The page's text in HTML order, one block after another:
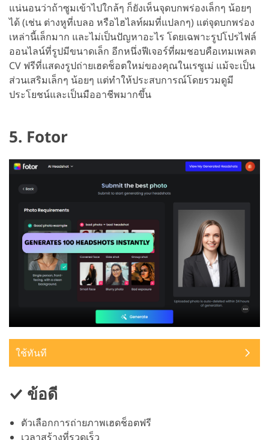
แน่นอนว่าถ้าซูมเข้าไปใกล้ๆ ก็ยังเห็นจุดบกพร่องเล็กๆ น้อยๆ
ได้ (เช่น ต่างหูที่เบลอ หรือไฮไลท์ผมที่แปลกๆ) แต่จุดบกพร่อง
เหล่านี้เล็กมาก และไม่เป็นปัญหาอะไร โดยเฉพาะรูปโปรไฟล์
ออนไลน์ที่รูปมีขนาดเล็ก อีกหนึ่งฟีเจอร์ที่ผมชอบคือเทมเพลต
CV ฟรีที่แสดงรูปถ่ายเฮดช็อตใหม่ของคุณในเรซูเม่ แม้จะเป็น
ส่วนเสริมเล็กๆ น้อยๆ แต่ทำให้ประสบการณ์โดยรวมดูมี
ประโยชน์และเป็นมืออาชีพมากขึ้น
5. Fotor
ใช้ทันที
ข้อดี
ตัวเลือกการถ่ายภาพเฮดช็อตฟรี
เวลาสร้างที่รวดเร็ว